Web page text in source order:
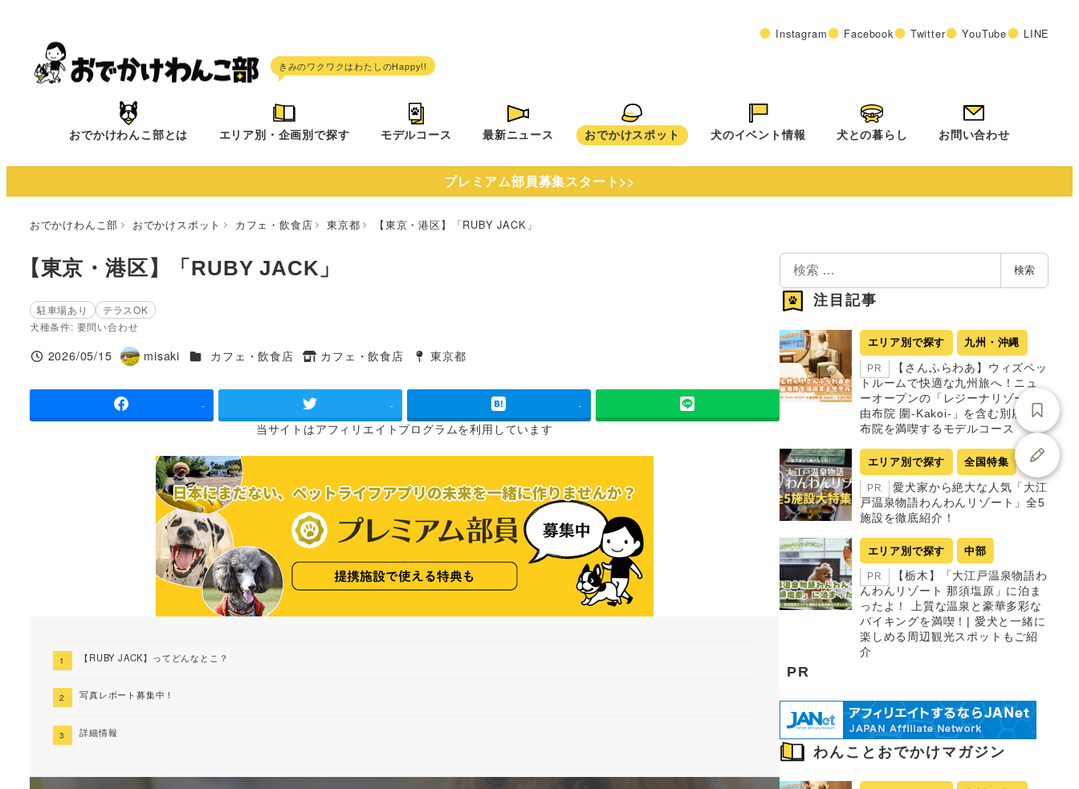
へ
Instagram Facebook Twitter YouTube LINE
おでかけわんこ部とは エリア別・企画別で探す モデルコース 最新ニュース おでかけスポット 犬のイベント情報 犬との暮らし お問い合わせ
プレミアム部員募集スタート>>
おでかけわんこ部 おでかけスポット カフェ・飲食店 東京都 【東京・港区】「RUBY JACK」
【東京・港区】「RUBY JACK」
駐車場あり
テラスOK
犬種条件: 要問い合わせ
投稿日
2026/05/15
著
misaki 施設ジャンル
カフェ・飲食店
タグ
カフェ・飲食店
タグ
東京都
- - -
当サイトはアフィリエイトプログラムを利用しています
【RUBY JACK】ってどんなとこ？
写真レポート募集中！
詳細情報
検
索
検索
注目記事
エリア別で探す 九州・沖縄
PR
【さんふらわあ】ウィズペッ
トルームで快適な九州旅へ！ニュ
ーオープンの「レジーナリゾート
由布院 圍-Kakoi-」を含む別府・由
布院を満喫するモデルコース
エリア別で探す 全国特集
PR
愛犬家から絶大な人気「大江
戸温泉物語わんわんリゾート」全5
施設を徹底紹介！
エリア別で探す 中部
PR
【栃木】「大江戸温泉物語わ
んわんリゾート 那須塩原」に泊ま
ったよ！ 上質な温泉と豪華多彩な
バイキングを満喫！| 愛犬と一緒に
楽しめる周辺観光スポットもご紹
介
PR
わんことおでかけマガジン